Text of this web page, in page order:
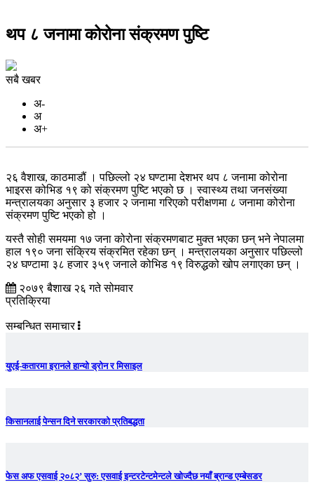
थप ८ जनामा कोरोना संक्रमण पुष्टि
सबै खबर
अ-
अ
अ+
२६ वैशाख, काठमाडौं । पछिल्लो २४ घण्टामा देशभर थप ८ जनामा कोरोना
भाइरस कोभिड १९ को संक्रमण पुष्टि भएको छ । स्वास्थ्य तथा जनसंख्या
मन्त्रालयका अनुसार ३ हजार २ जनामा गरिएको परीक्षणमा ८ जनामा कोरोना
संक्रमण पुष्टि भएको हो ।
यस्तै सोही समयमा १७ जना कोरोना संक्रमणबाट मुक्त भएका छन् भने नेपालमा
हाल १९० जना संक्रिय संक्रमित रहेका छन् । मन्त्रालयका अनुसार पछिल्लो
२४ घण्टामा ३८ हजार ३५९ जनाले कोभिड १९ विरुद्धको खोप लगाएका छन् ।
२०७९ बैशाख २६ गते सोमवार
प्रतिक्रिया
सम्बन्धित समाचार
युएई-कतारमा इरानले हान्यो ड्रोन र मिसाइल
किसानलाई पेन्सन दिने सरकारको प्रतिबद्धता
फेस अफ एसवाई २०८२’ सुरु: एसवाई इन्टरटेन्टमेन्टले खोज्दैछ नयाँ ब्रान्ड एम्बेसडर